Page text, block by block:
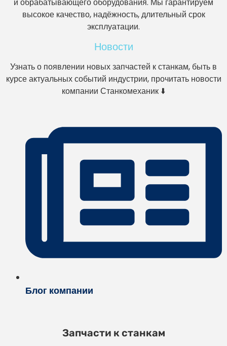
высокое качество, надёжность, длительный срок
эксплуатации.
Новости
Узнать о появлении новых запчастей к станкам, быть в
курсе актуальных событий индустрии, прочитать новости
компании Станкомеханик ⬇️
Блог компании
Запчасти к станкам